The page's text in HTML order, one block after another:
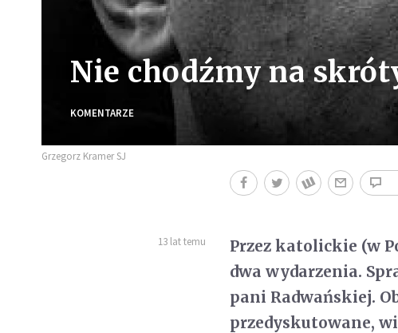
Nie chodźmy na
KOMENTARZE
Grzegorz Kramer SJ
13 lat temu
Przez katolickie (w
dwa wydarzenia.
pani Radwańskiej.
przedyskutowane,